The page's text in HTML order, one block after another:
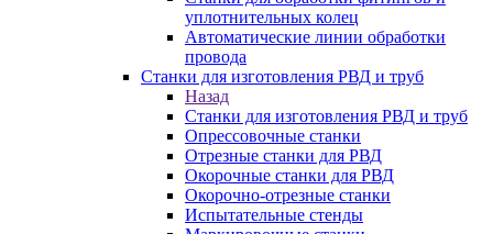
уплотнительных колец
Автоматические линии обработки
провода
Станки для изготовления РВД и труб
Назад
Станки для изготовления РВД и труб
Опрессовочные станки
Отрезные станки для РВД
Окорочные станки для РВД
Окорочно-отрезные станки
Испытательные стенды